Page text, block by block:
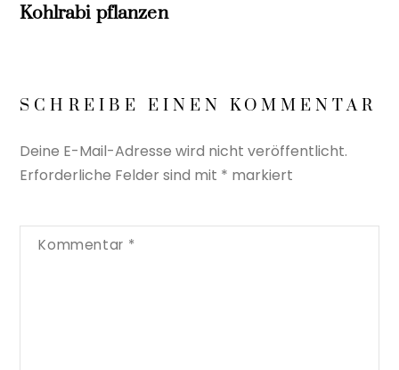
Kohlrabi pflanzen
SCHREIBE EINEN KOMMENTAR
Deine E-Mail-Adresse wird nicht veröffentlicht.
Erforderliche Felder sind mit * markiert
Kommentar *